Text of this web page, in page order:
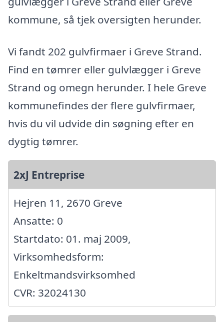
kommune, så tjek oversigten herunder.
Vi fandt 202 gulvfirmaer i Greve Strand.
Find en tømrer eller gulvlægger i Greve
Strand og omegn herunder. I hele Greve
kommunefindes der flere gulvfirmaer,
hvis du vil udvide din søgning efter en
dygtig tømrer.
2xJ Entreprise
Hejren 11, 2670 Greve
Ansatte: 0
Startdato: 01. maj 2009,
Virksomhedsform:
Enkeltmandsvirksomhed
CVR: 32024130